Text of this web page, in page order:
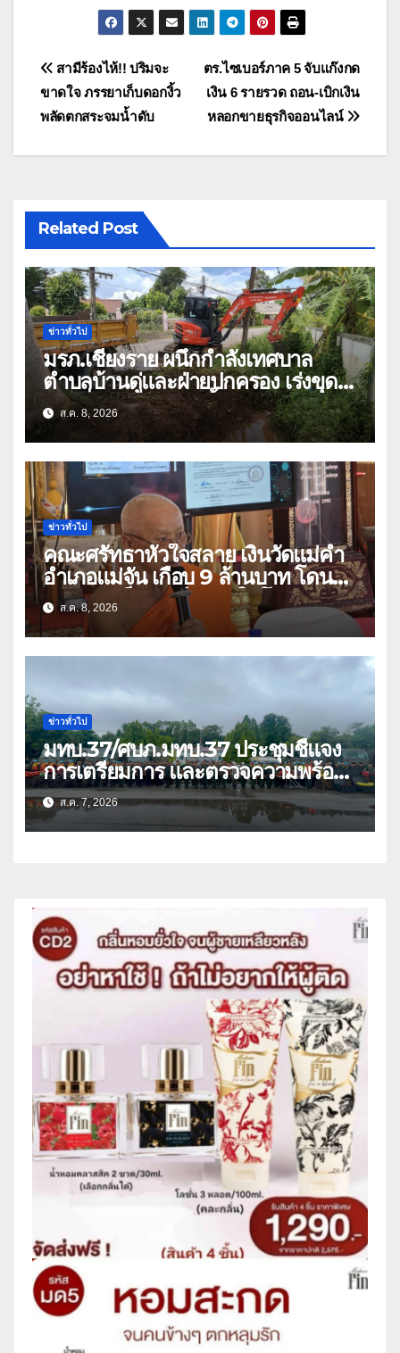
แนะแนว
เรื่อง
ตร.ไซเบอร์ภาค 5 จับแก๊งกด
เงิน 6 รายรวด ถอน-เบิกเงิน
หลอกขายธุรกิจออนไลน์
สามีร้องไห้!! ปริมจะ
ขาดใจ ภรรยาเก็บดอกงิ้ว
พลัดตกสระจมน้ำดับ
Related Post
ข่าวทั่วไป
มรภ.เชียงราย ผนึกกำลังเทศบาล
ตำบลบ้านดู่และฝ่ายปกครอง เร่งขุด
ลอกสิ่งกีดขวางทางน้ำ ป้องกันและลด
ปัญหาน้ำท่วม
ส.ค. 8, 2026
ข่าวทั่วไป
คณะศรัทธาหัวใจสลาย เงินวัดแม่คำ
อำเภอแม่จัน เกือบ 9 ล้านบาท โดน
แก๊งคอลเซ็นเตอร์หลอกให้โอนข้ามปีก
ว่า 66 บัญชี
ส.ค. 8, 2026
ข่าวทั่วไป
มทบ.37/ศบภ.มทบ.37 ประชุมชี้แจง
การเตรียมการ และตรวจความพร้อม
ด้านการบรรเทาสาธารณภัย
ส.ค. 7, 2026